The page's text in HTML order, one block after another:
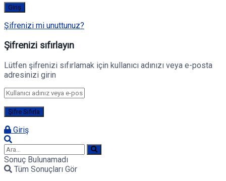
Şifrenizi mi unuttunuz?
Şifrenizi sıfırlayın
Lütfen şifrenizi sıfırlamak için kullanıcı adınızı veya e-posta
adresinizi girin
Giriş
Sonuç Bulunamadı
Tüm Sonuçları Gör